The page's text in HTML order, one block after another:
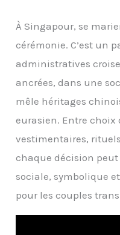
À Singapour, se
cérémonie. C’est un
administratives
ancrées, dans une
mêle héritages
eurasien. Entre choix
vestimentaires,
chaque décision
sociale, symbolique
pour les couples